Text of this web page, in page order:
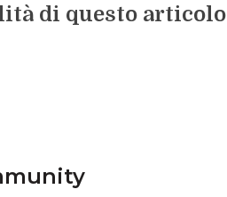
di questo articolo